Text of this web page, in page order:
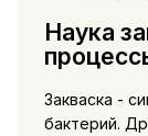
Наука
Закваска -
бактерий.